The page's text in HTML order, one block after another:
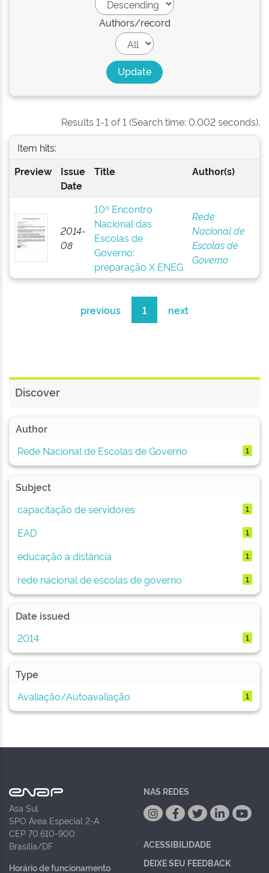
Authors/record
Results 1-1 of 1 (Search time: 0.002 seconds).
Item hits:
Preview
Issue
Date
Title Author(s)
2014-
08
10º Encontro
Nacional das
Escolas de
Governo:
preparação X ENEG
Rede
Nacional de
Escolas de
Governo
previous 1 next
Discover
Author
Rede Nacional de Escolas de Governo
1
Subject
capacitação de servidores
1
EAD 1
educação a distância 1
rede nacional de escolas de governo 1
Date issued
2014
1
Type
Avaliação/Autoavaliação
1
Asa Sul
SPO Área Especial 2-A
CEP 70.610-900
Brasília/DF
Horário de funcionamento
NAS REDES
ACESSIBILIDADE
DEIXE SEU FEEDBACK